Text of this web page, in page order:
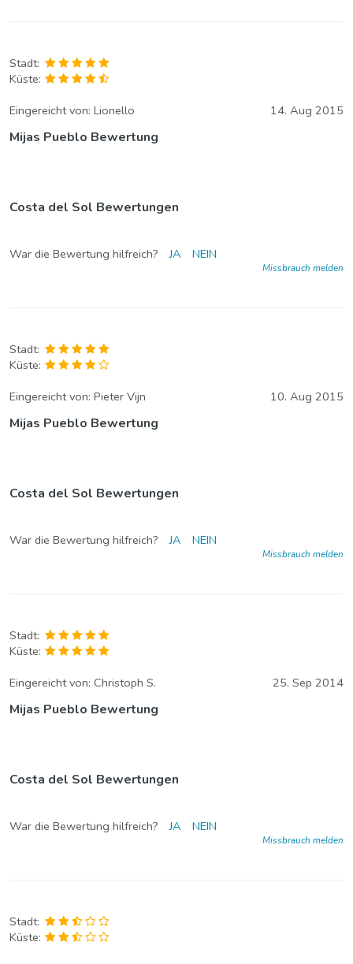
Stadt:
Küste:
Eingereicht von: Lionello 14. Aug 2015
Mijas Pueblo Bewertung
Costa del Sol Bewertungen
War die Bewertung hilfreich? JA NEIN
Missbrauch melden
Stadt:
Küste:
Eingereicht von: Pieter Vijn 10. Aug 2015
Mijas Pueblo Bewertung
Costa del Sol Bewertungen
War die Bewertung hilfreich? JA NEIN
Missbrauch melden
Stadt:
Küste:
Eingereicht von: Christoph S. 25. Sep 2014
Mijas Pueblo Bewertung
Costa del Sol Bewertungen
War die Bewertung hilfreich? JA NEIN
Missbrauch melden
Stadt:
Küste: